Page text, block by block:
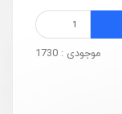
موجودی : 1730